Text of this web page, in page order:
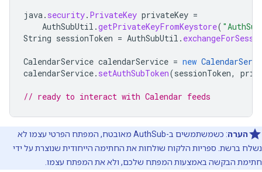
java. security. PrivateKey privateKey =
AuthSubUtil .getPrivateKeyFromKeystore(
String sessionToken = AuthSubUtil .
CalendarService calendarService = new
calendarService. setAuthSubToken(sessionToken,
// ready to interact with Calendar feeds
הערה
: כשמשתמשים ב-AuthSub מאובטח, המפתח הפרטי עצמו לא
נשלח ברשת. ספריות הלקוח שולחות את החתימה הייחודית שנוצרת על ידי
חתימת הבקשה באמצעות המפתח שלכם, ולא את המפתח עצמו.